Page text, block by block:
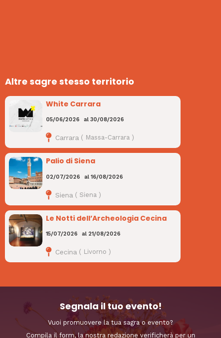
Altre sagre stesso territorio
White Carrara
05/06/2026 al30/08/2026
Carrara ( Massa-Carrara )
Palio di Siena
02/07/2026 al16/08/2026
Siena ( Siena )
Le Notti dell’Archeologia Cecina
15/07/2026 al 21/08/2026
Cecina ( Livorno )
Segnala il tuo evento!
Vuoi promuovere la tua sagra o evento?
Compila il form, la nostra redazione verificherà per un